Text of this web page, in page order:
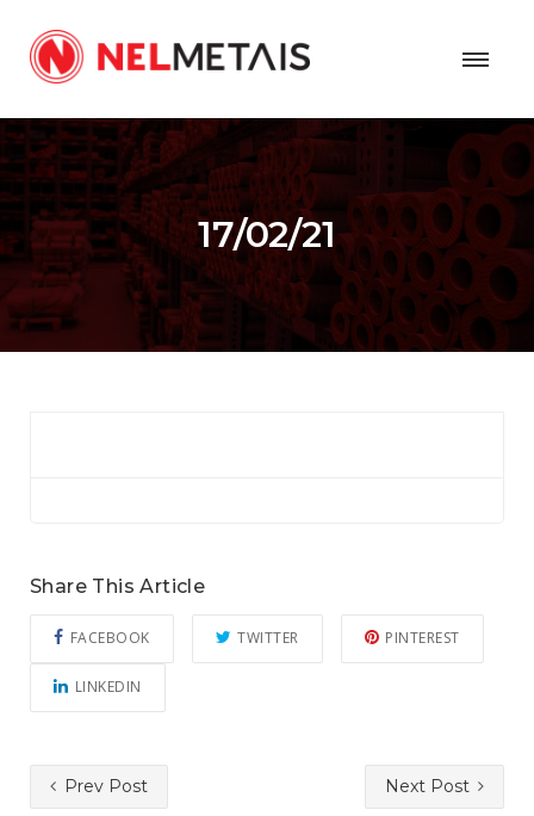
17/02/21
Share This Article
FACEBOOK TWITTER PINTEREST
LINKEDIN
Prev Post Next Post